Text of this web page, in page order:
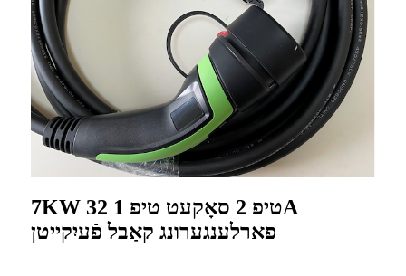
7KW טיפ 2 סאָקעט טיפ 1 32A
פארלענגערונג קאַבל פֿעיִקייטן